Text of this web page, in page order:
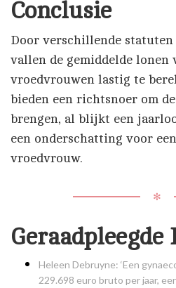
Conclusie
Door verschillende
vallen de gemiddelde lonen
vroedvrouwen lastig te
bieden een richtsnoer om
brengen, al blijkt een
een onderschatting voor
vroedvrouw.
✻
Geraadpleegde
Heleen Debruyne: ‘Een
229.698 euro bruto per jaar,